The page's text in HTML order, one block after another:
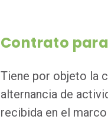
Contrato
Tiene por objeto la
alternancia de
recibida en el